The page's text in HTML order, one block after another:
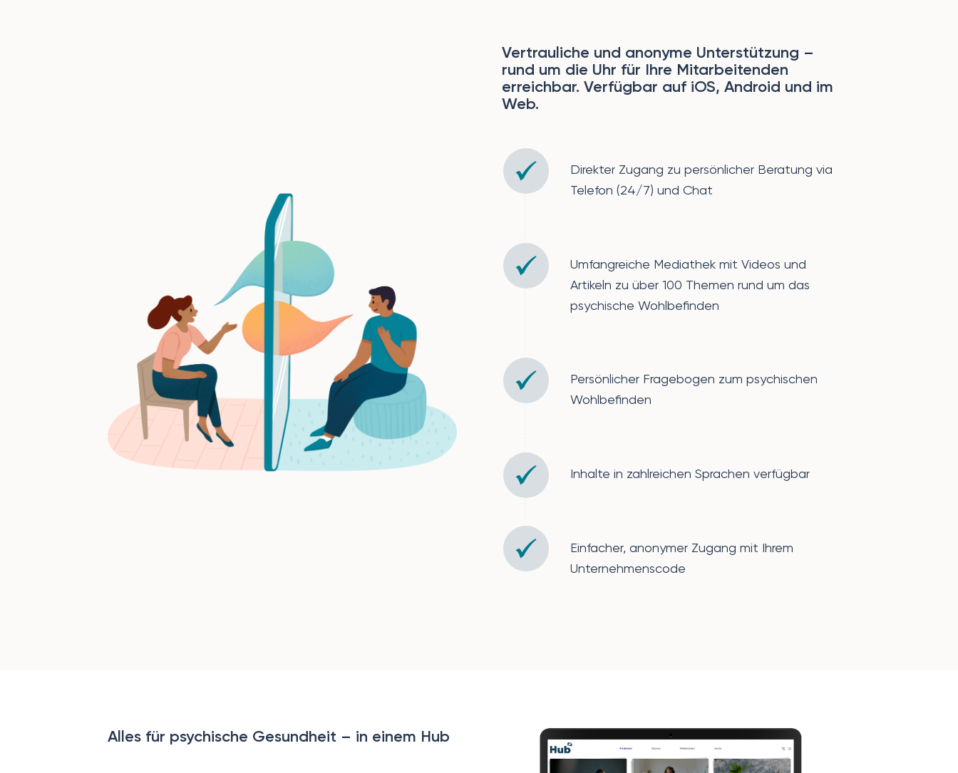
Vertrauliche und anonyme Unterstützung –
rund um die Uhr für Ihre Mitarbeitenden
erreichbar. Verfügbar auf iOS, Android und im
Web.
Direkter Zugang zu persönlicher Beratung via
Telefon (24/7) und Chat
Umfangreiche Mediathek mit Videos und
Artikeln zu über 100 Themen rund um das
psychische Wohlbefinden
Persönlicher Fragebogen zum psychischen
Wohlbefinden
Inhalte in zahlreichen Sprachen verfügbar
Einfacher, anonymer Zugang mit Ihrem
Unternehmenscode
Alles für psychische Gesundheit – in einem Hub